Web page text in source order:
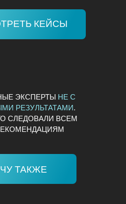
КЕЙСЫ
ТАКЖЕ
ЭКСПЕРТЫ НЕ С
РЕЗУЛЬТАТАМИ.
СЛЕДОВАЛИ ВСЕМ